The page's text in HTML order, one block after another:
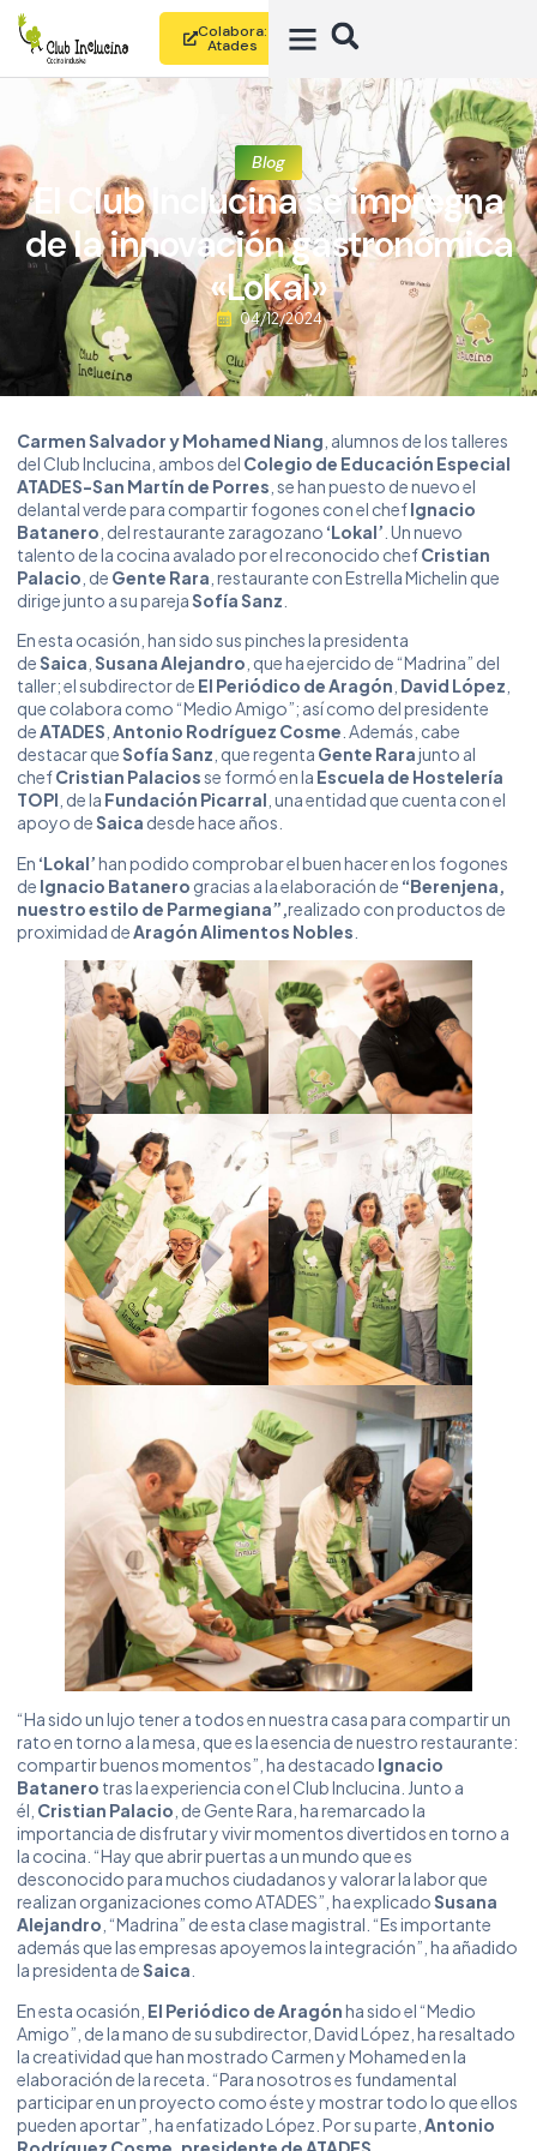
Colabora:
Atades
Blog
El Club Inclucina se impregna
de la innovación gastronómica
«Lokal»
04/12/2024
Carmen Salvador y Mohamed Niang , alumnos de los talleres
del Club Inclucina, ambos del Colegio de Educación Especial
ATADES-San Martín de Porres , se han puesto de nuevo el
delantal verde para compartir fogones con el chefIgnacio
Batanero , del restaurante zaragozano ‘Lokal’ . Un nuevo
talento de la cocina avalado por el reconocido chefCristian
Palacio , de Gente Rara , restaurante con Estrella Michelin que
dirige junto a su parejaSofía Sanz
En esta ocasión, han sido sus pinches la presidenta
deSaica Susana Alejandro , que ha ejercido de “Madrina” del
taller; el subdirector de El Periódico de Aragón David López
que colabora como “Medio Amigo”; así como del presidente
deATADES Antonio Rodríguez Cosme . Además, cabe
destacar queSofía Sanz , que regenta Gente Rarajunto al
chefCristian Palaciosse formó en la Escuela de Hostelería
TOPI , de la Fundación Picarral , una entidad que cuenta con el
apoyo deSaica desde hace años.
En ‘Lokal’han podido comprobar el buen hacer en los fogones
de Ignacio Batanero gracias a la elaboración de “Berenjena,
nuestro estilo de Parmegiana”,realizado con productos de
proximidad deAragón Alimentos Nobles
“Ha sido un lujo tener a todos en nuestra casa para compartir un
rato en torno a la mesa, que es la esencia de nuestro restaurante:
compartir buenos momentos”, ha destacado Ignacio
Batanero tras la experiencia con el Club Inclucina. Junto a
él, Cristian Palacio , de Gente Rara, ha remarcado la
importancia de disfrutar y vivir momentos divertidos en torno a
la cocina. “Hay que abrir puertas a un mundo que es
desconocido para muchos ciudadanos y valorar la labor que
realizan organizaciones como ATADES”, ha explicadoSusana
Alejandro , “Madrina” de esta clase magistral. “Es importante
además que las empresas apoyemos la integración”, ha añadido
la presidenta deSaica
En esta ocasión, El Periódico de Aragónha sido el “Medio
Amigo”, de la mano de su subdirector, David López, ha resaltado
la creatividad que han mostrado Carmen y Mohamed en la
elaboración de la receta. “Para nosotros es fundamental
participar en un proyecto como éste y mostrar todo lo que ellos
pueden aportar”, ha enfatizado López. Por su parte, Antonio